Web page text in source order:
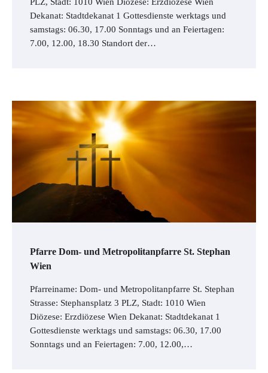
PLZ, Stadt: 1010 Wien Diözese: Erzdiözese Wien
Dekanat: Stadtdekanat 1 Gottesdienste werktags und
samstags: 06.30, 17.00 Sonntags und an Feiertagen:
7.00, 12.00, 18.30 Standort der…
Pfarre Dom- und Metropolitanpfarre St. Stephan
Wien
Pfarreiname: Dom- und Metropolitanpfarre St. Stephan
Strasse: Stephansplatz 3 PLZ, Stadt: 1010 Wien
Diözese: Erzdiözese Wien Dekanat: Stadtdekanat 1
Gottesdienste werktags und samstags: 06.30, 17.00
Sonntags und an Feiertagen: 7.00, 12.00,…